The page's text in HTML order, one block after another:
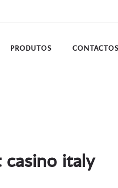
PRODUTOS CONTACTOS
italy